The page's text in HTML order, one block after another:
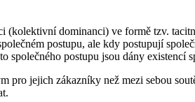
(kolektivní dominanci) ve formě tzv.
postupu, ale kdy postupují
postupu jsou dány existencí
pro jejich zákazníky než mezi sebou